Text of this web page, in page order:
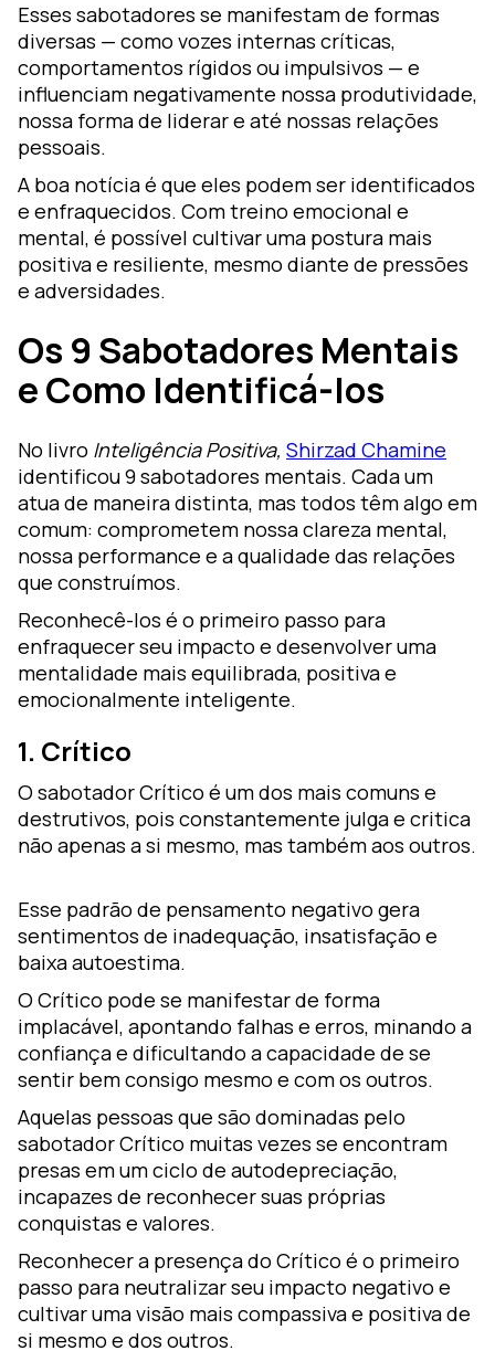
Esses sabotadores se manifestam de formas
diversas — como vozes internas críticas,
comportamentos rígidos ou impulsivos — e
influenciam negativamente nossa produtividade,
nossa forma de liderar e até nossas relações
pessoais.
A boa notícia é que eles podem ser identificados
e enfraquecidos. Com treino emocional e
mental, é possível cultivar uma postura mais
positiva e resiliente, mesmo diante de pressões
e adversidades.
Os 9 Sabotadores Mentais
e Como Identificá-los
No livro Inteligência Positiva, Shirzad Chamine
identificou 9 sabotadores mentais. Cada um
atua de maneira distinta, mas todos têm algo em
comum: comprometem nossa clareza mental,
nossa performance e a qualidade das relações
que construímos.
Reconhecê-los é o primeiro passo para
enfraquecer seu impacto e desenvolver uma
mentalidade mais equilibrada, positiva e
emocionalmente inteligente.
1. Crítico
O sabotador Crítico é um dos mais comuns e
destrutivos, pois constantemente julga e critica
não apenas a si mesmo, mas também aos outros.
Esse padrão de pensamento negativo gera
sentimentos de inadequação, insatisfação e
baixa autoestima.
O Crítico pode se manifestar de forma
implacável, apontando falhas e erros, minando a
confiança e dificultando a capacidade de se
sentir bem consigo mesmo e com os outros.
Aquelas pessoas que são dominadas pelo
sabotador Crítico muitas vezes se encontram
presas em um ciclo de autodepreciação,
incapazes de reconhecer suas próprias
conquistas e valores.
Reconhecer a presença do Crítico é o primeiro
passo para neutralizar seu impacto negativo e
cultivar uma visão mais compassiva e positiva de
si mesmo e dos outros.